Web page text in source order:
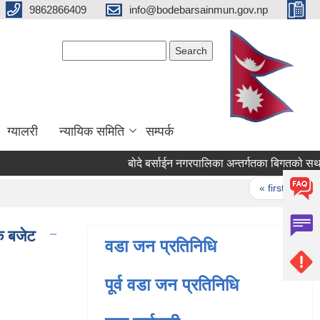
9862866409 info@bodebarsainmun.gov.np
ग्यालरी न्यायिक समिति सम्पर्क
बोदे बर्साईन नगरपालिका अन्तर्गतका बिगतको
« first ‹
बजेट
वडा जन प्रतिनिधि
पूर्व वडा जन प्रतिनिधि